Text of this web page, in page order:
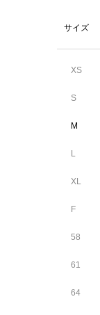
サイズ
XS
S
M
L
XL
F
58
61
64